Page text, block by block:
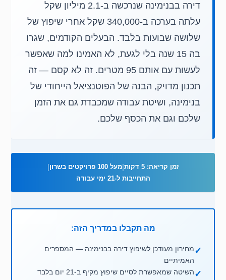
דירה בבנימינה שנרכשה ב-2.1 מיליון שקל
עלתה בערכה ב-340,000 שקל אחרי שיפוץ של
שלושה שבועות בלבד. הבעלים הקודמים, שגרו
בה 15 שנה בלי לגעת, לא האמינו למה שאפשר
לעשות עם אותם 95 מטרים. זה לא קסם — זה
תכנון מדויק, הבנה של הפוטנציאל הייחודי של
בנימינה, ושיטת עבודה שמכבדת גם את הזמן
שלכם וגם את הכסף שלכם.
זמן קריאה: 5 דקות |מעל 100 פרויקטים בשרון
התחייבות ל-21 ימי עבודה
מה תקבלו במדריך הזה:
✓מחירון מעודכן לשיפוץ דירה בבנימינה — המספרים
האמיתיים
✓השיטה שמאפשרת לסיים שיפוץ מקיף ב-21 יום בלבד